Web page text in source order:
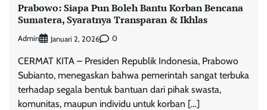
Prabowo: Siapa Pun Boleh Bantu Korban Bencana
Sumatera, Syaratnya Transparan & Ikhlas
Admin Januari 2, 2026 0
CERMAT KITA – Presiden Republik Indonesia, Prabowo
Subianto, menegaskan bahwa pemerintah sangat terbuka
terhadap segala bentuk bantuan dari pihak swasta,
komunitas, maupun individu untuk korban […]